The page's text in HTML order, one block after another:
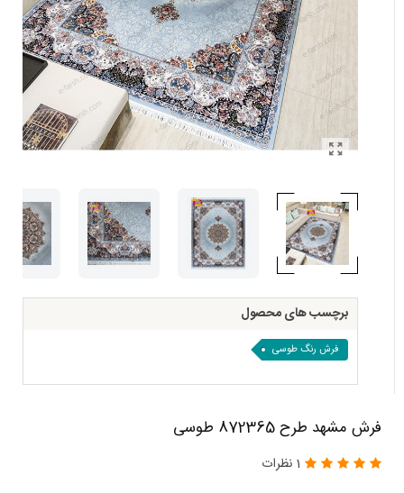
برچسب های محصول
فرش رنگ طوسی
فرش مشهد طرح 872365 طوسی
1 نظرات